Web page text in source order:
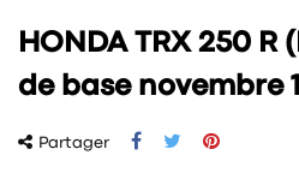
HONDA TRX 250
de base novembre
Partager